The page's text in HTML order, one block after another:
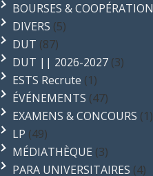
BOURSES & COOPÉRATION
DIVERS (5)
DUT (87)
DUT || 2026-2027 (3)
ESTS Recrute (1)
ÉVÉNEMENTS (47)
EXAMENS & CONCOURS (1)
LP (49)
MÉDIATHÈQUE (3)
PARA UNIVERSITAIRES (4)